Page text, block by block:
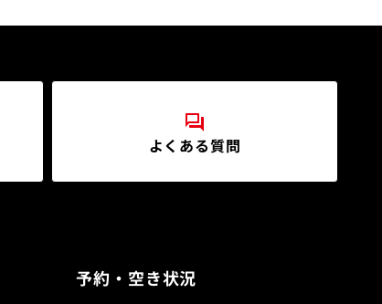
よくある質問
予約・空き状況